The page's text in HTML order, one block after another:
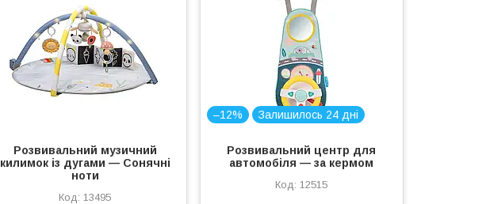
Розвивальний музичний
килимок із дугами — Сонячні
ноти
13495
–12% Залишилось 24 дні
Розвивальний центр для
автомобіля — за кермом
12515